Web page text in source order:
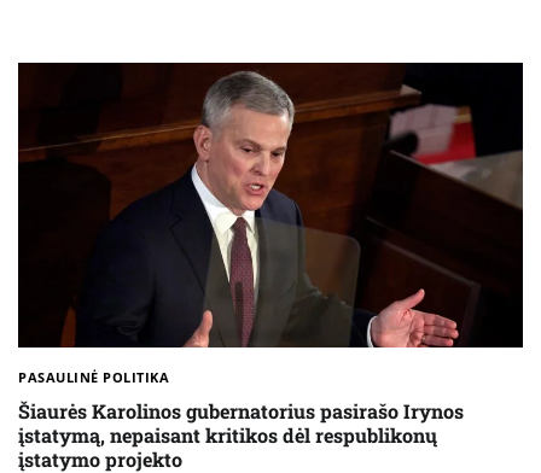
PASAULINĖ POLITIKA
Šiaurės Karolinos gubernatorius pasirašo Irynos
įstatymą, nepaisant kritikos dėl respublikonų
įstatymo projekto